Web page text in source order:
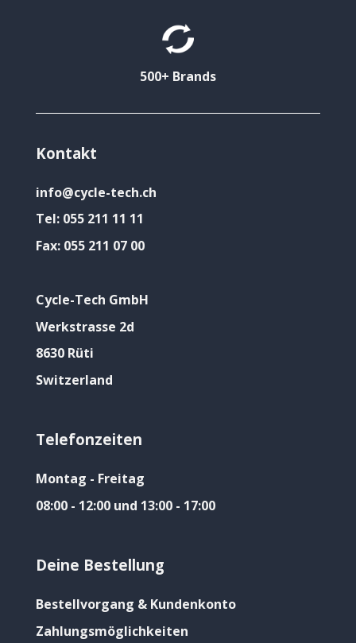
500+ Brands
Kontakt
info@cycle-tech.ch
Tel: 055 211 11 11
Fax: 055 211 07 00
Cycle-Tech GmbH
Werkstrasse 2d
8630 Rüti
Switzerland
Telefonzeiten
Montag - Freitag
08:00 - 12:00 und 13:00 - 17:00
Deine Bestellung
Bestellvorgang & Kundenkonto
Zahlungsmöglichkeiten